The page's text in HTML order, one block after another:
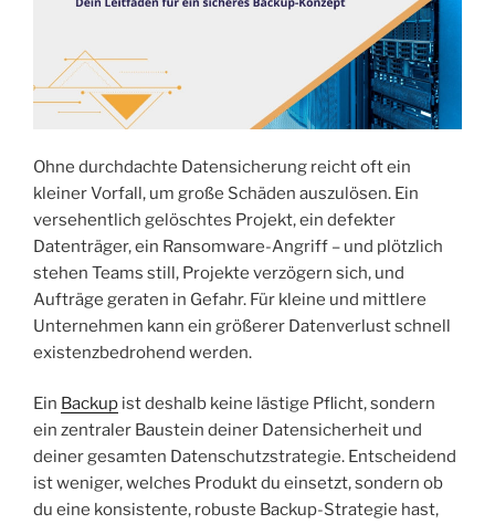
Ohne durchdachte Datensicherung reicht oft ein
kleiner Vorfall, um große Schäden auszulösen. Ein
versehentlich gelöschtes Projekt, ein defekter
Datenträger, ein Ransomware-Angriff – und plötzlich
stehen Teams still, Projekte verzögern sich, und
Aufträge geraten in Gefahr. Für kleine und mittlere
Unternehmen kann ein größerer Datenverlust schnell
existenzbedrohend werden.
Ein Backup ist deshalb keine lästige Pflicht, sondern
ein zentraler Baustein deiner Datensicherheit und
deiner gesamten Datenschutzstrategie. Entscheidend
ist weniger, welches Produkt du einsetzt, sondern ob
du eine konsistente, robuste Backup-Strategie hast,